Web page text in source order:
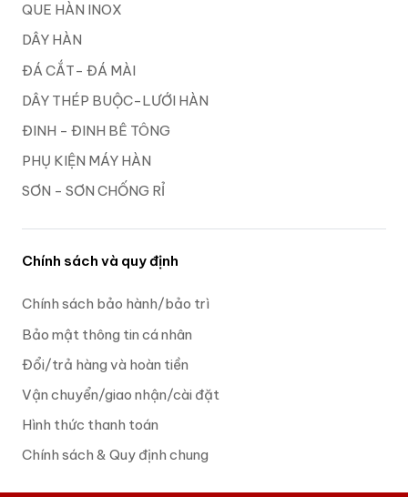
QUE HÀN INOX
DÂY HÀN
ĐÁ CẮT- ĐÁ MÀI
DÂY THÉP BUỘC-LƯỚI HÀN
ĐINH - ĐINH BÊ TÔNG
PHỤ KIỆN MÁY HÀN
SƠN - SƠN CHỐNG RỈ
Chính sách và quy định
Chính sách bảo hành/bảo trì
Bảo mật thông tin cá nhân
Đổi/trả hàng và hoàn tiền
Vận chuyển/giao nhận/cài đặt
Hình thức thanh toán
Chính sách & Quy định chung